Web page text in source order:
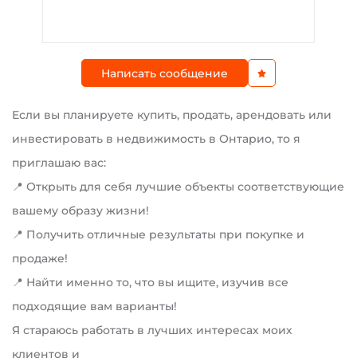
Написать сообщение
Если вы планируете купить, продать, арендовать или
инвестировать в недвижимость в Онтарио, то я
приглашаю вас:
📍 Открыть для себя лучшие объекты соответствующие
вашему образу жизни!
📍 Получить отличные результаты при покупке и
продаже!
📍 Найти именно то, что вы ищите, изучив все
подходящие вам варианты!
Я стараюсь работать в лучших интересах моих
клиентов и